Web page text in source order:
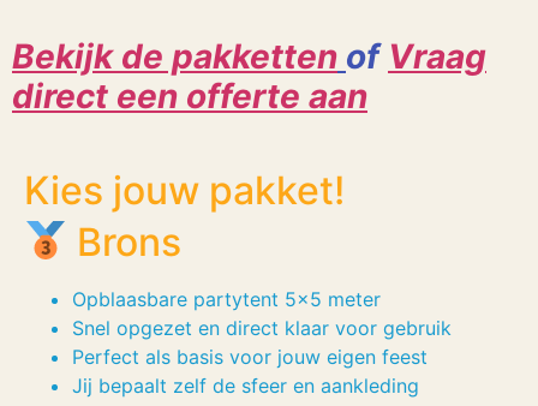
Bekijk de pakketten of Vraag
direct een offerte aan
Kies jouw pakket!
Brons
Opblaasbare partytent 5×5 meter
Snel opgezet en direct klaar voor gebruik
Perfect als basis voor jouw eigen feest
Jij bepaalt zelf de sfeer en aankleding